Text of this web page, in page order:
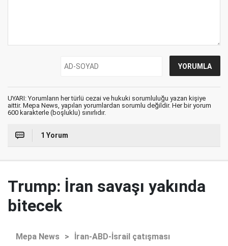
UYARI: Yorumların her türlü cezai ve hukuki sorumluluğu yazan kişiye
aittir. Mepa News, yapılan yorumlardan sorumlu değildir. Her bir yorum
600 karakterle (boşluklu) sınırlıdır.
1 Yorum
Trump: İran savaşı yakında
bitecek
Mepa News > İran-ABD-İsrail çatışması